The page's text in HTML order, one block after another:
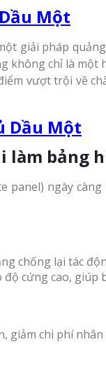
Một
giải pháp
không chỉ là một
vượt trội về
làm bảng
panel) ngày
chống lại tác
độ cứng cao,
giảm chi phí